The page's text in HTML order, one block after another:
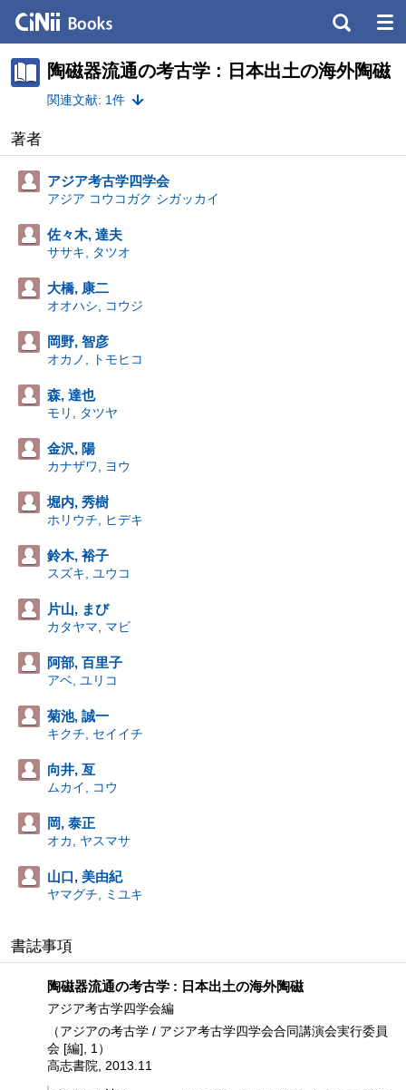
陶磁器流通の考古学 : 日本出土の海外陶磁
関連文献: 1件
著者
アジア考古学四学会
アジア コウコガク シガッカイ
佐々木, 達夫
ササキ, タツオ
大橋, 康二
オオハシ, コウジ
岡野, 智彦
オカノ, トモヒコ
森, 達也
モリ, タツヤ
金沢, 陽
カナザワ, ヨウ
堀内, 秀樹
ホリウチ, ヒデキ
鈴木, 裕子
スズキ, ユウコ
片山, まび
カタヤマ, マビ
阿部, 百里子
アベ, ユリコ
菊池, 誠一
キクチ, セイイチ
向井, 亙
ムカイ, コウ
岡, 泰正
オカ, ヤスマサ
山口, 美由紀
ヤマグチ, ミユキ
書誌事項
陶磁器流通の考古学 : 日本出土の海外陶磁
アジア考古学四学会編
（アジアの考古学 / アジア考古学四学会合同講演会実行委員
会 [編], 1）
高志書院, 2013.11